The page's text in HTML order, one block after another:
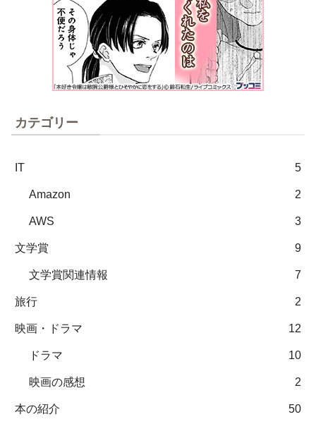
カテゴリー
IT 5
Amazon 2
AWS 3
文学賞 9
文学賞関連情報 7
旅行 2
映画・ドラマ 12
ドラマ 10
映画の感想 2
本の紹介 50